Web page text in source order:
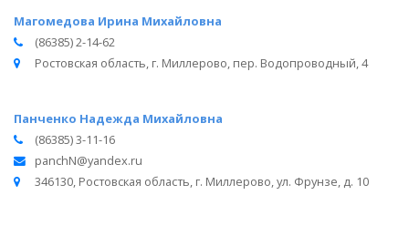
Магомедова Ирина Михайловна
(86385) 2-14-62
Ростовская область, г. Миллерово, пер. Водопроводный, 4
Панченко Надежда Михайловна
(86385) 3-11-16
panchN@yandex.ru
346130, Ростовская область, г. Миллерово, ул. Фрунзе, д. 10